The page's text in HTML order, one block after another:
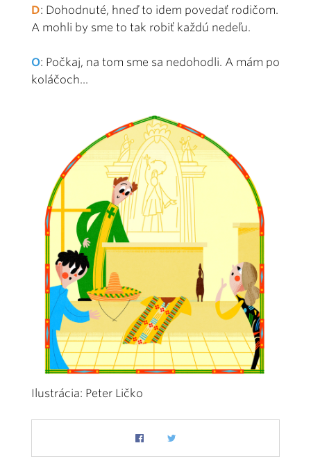
D: Dohodnuté, hneď to idem povedať rodičom.
A mohli by sme to tak robiť každú nedeľu.
O: Počkaj, na tom sme sa nedohodli. A mám po
koláčoch...
Ilustrácia: Peter Ličko